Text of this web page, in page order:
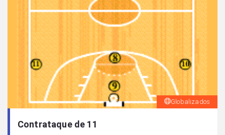
Globalizados
Contrataque de 11